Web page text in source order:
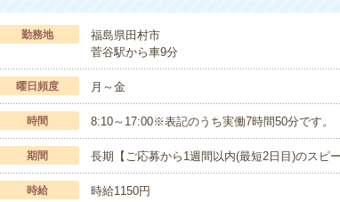
勤務地
福島県田村市
菅谷駅から車9分
曜日頻度 月～金
時間 8:10～17:00※表記のうち実働7時間50分です。
期間 長期【ご応募から1週間以内(最短2日目)のスピ
時給 時給1150円